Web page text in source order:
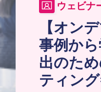
ウェビナ
【オン
事例か
出のた
ティン